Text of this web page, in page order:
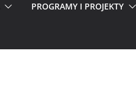
PROGRAMY I PROJEKTY